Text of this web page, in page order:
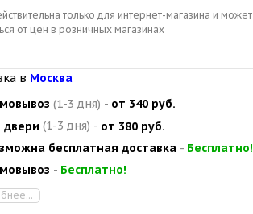
только для интернет-магазина и может
от цен в розничных магазинах
в Москва
(1-3 дня) - от 340 руб.
двери (1-3 дня) - от 380 руб.
бесплатная доставка - Бесплатно!
- Бесплатно!